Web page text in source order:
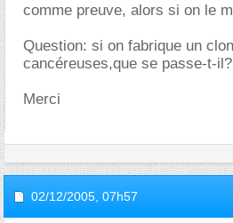
comme preuve, alors si on le
Question: si on fabrique un
cancéreuses,que se passe-t-il?
Merci
02/12/2005, 07h57